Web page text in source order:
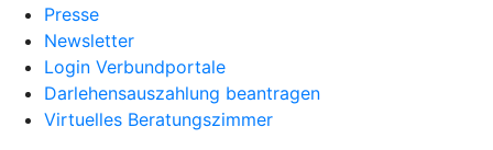
Presse
Newsletter
Login Verbundportale
Darlehensauszahlung beantragen
Virtuelles Beratungszimmer